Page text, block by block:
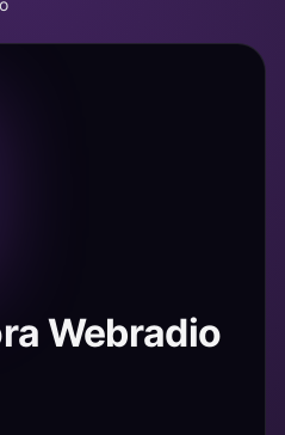
Webradio